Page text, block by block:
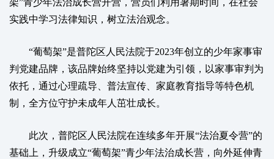
架”青少年法治成长营开营，营员们利用暑期时间，在社会
实践中学习法律知识，树立法治观念。
“葡萄架”是普陀区人民法院于2023年创立的少年家事审
判党建品牌，该品牌始终坚持以党建为引领，以家事审判为
依托，通过心理疏导、普法宣传、家庭教育指导等特色机
制，全方位守护未成年人茁壮成长。
此次，普陀区人民法院在连续多年开展“法治夏令营”的
基础上，升级成立“葡萄架”青少年法治成长营，向外延伸青